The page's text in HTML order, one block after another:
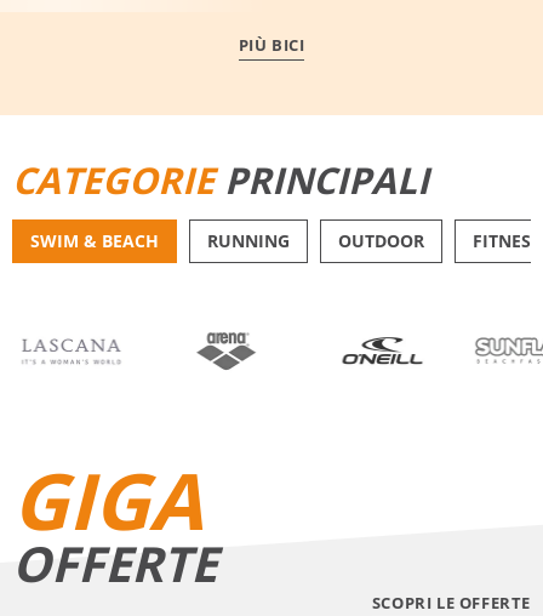
PIÙ BICI
CATEGORIEPRINCIPALI
SWIM & BEACH RUNNING OUTDOOR FITNESS
GIGA
OFFERTE
SCOPRI LE OFFERTE